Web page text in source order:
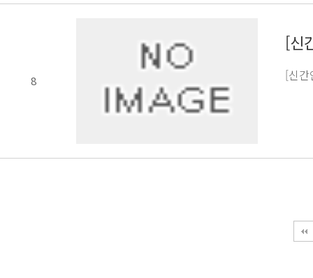
8
[신
[신